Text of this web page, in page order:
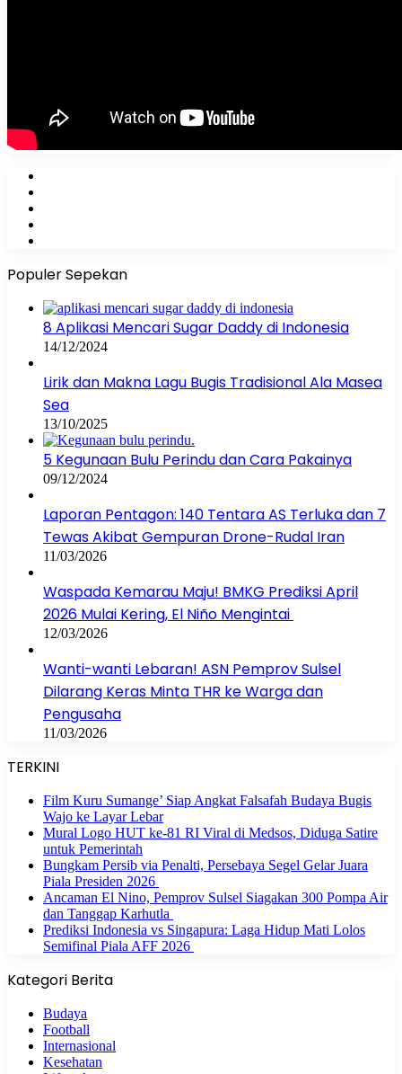
Populer Sepekan
8 Aplikasi Mencari Sugar Daddy di Indonesia
14/12/2024
Lirik dan Makna Lagu Bugis Tradisional Ala Masea
Sea
13/10/2025
5 Kegunaan Bulu Perindu dan Cara Pakainya
09/12/2024
Laporan Pentagon: 140 Tentara AS Terluka dan 7
Tewas Akibat Gempuran Drone-Rudal Iran
11/03/2026
Waspada Kemarau Maju! BMKG Prediksi April
2026 Mulai Kering, El Niño Mengintai
12/03/2026
Wanti-wanti Lebaran! ASN Pemprov Sulsel
Dilarang Keras Minta THR ke Warga dan
Pengusaha
11/03/2026
TERKINI
Film Kuru Sumange’ Siap Angkat Falsafah Budaya Bugis
Wajo ke Layar Lebar
Mural Logo HUT ke-81 RI Viral di Medsos, Diduga Satire
untuk Pemerintah
Bungkam Persib via Penalti, Persebaya Segel Gelar Juara
Piala Presiden 2026
Ancaman El Nino, Pemprov Sulsel Siagakan 300 Pompa Air
dan Tanggap Karhutla
Prediksi Indonesia vs Singapura: Laga Hidup Mati Lolos
Semifinal Piala AFF 2026
Kategori Berita
Budaya
Football
Internasional
Kesehatan